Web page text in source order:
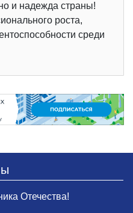
и надежда страны!
роста,
среди
Отечества!